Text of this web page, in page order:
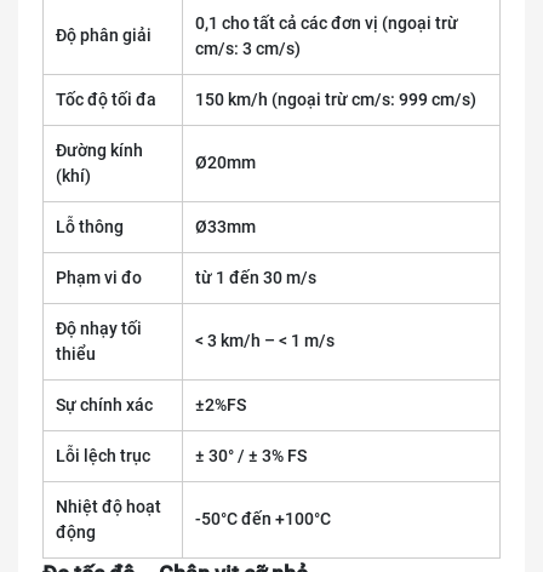
Độ phân giải
0,1 cho tất cả các đơn vị (ngoại trừ
cm/s: 3 cm/s)
Tốc độ tối đa 150 km/h (ngoại trừ cm/s: 999 cm/s)
Đường kính
(khí)
Ø20mm
Lỗ thông Ø33mm
Phạm vi đo từ 1 đến 30 m/s
Độ nhạy tối
thiểu
< 3 km/h – < 1 m/s
Sự chính xác ±2%FS
Lỗi lệch trục ± 30° / ± 3% FS
Nhiệt độ hoạt
động
-50°C đến +100°C